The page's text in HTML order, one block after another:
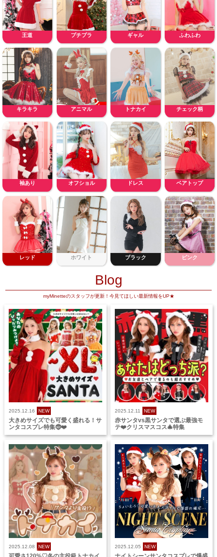
王道 プチプラ ギャル ふわふわ
キラキラ アニマル トナカイ チェック柄
袖あり オフショル ドレス ベアトップ
レッド ホワイト ブラック ピンク
Blog
myMinetteのスタッフが更新！今見てほしい最新情報をUP★
2025.12.16 NEW
大きめサイズでも可愛く盛れる！サ
ンタコスプレ特集🤶❤️
2025.12.11 NEW
赤サンタvs黒サンタで選ぶ最強モ
テ❤️クリスマスコス🎄特集
2025.12.08 NEW 2025.12.05 NEW